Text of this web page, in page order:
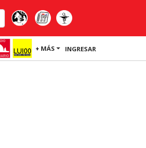
+ MÁS INGRESAR